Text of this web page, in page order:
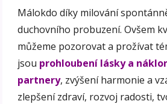
Málokdo díky milování
duchovního probuzení. Ovšem
můžeme pozorovat a prožívat
jsou prohloubení lásky a
partnery, zvýšení harmonie a
zlepšení zdraví, rozvoj radosti,